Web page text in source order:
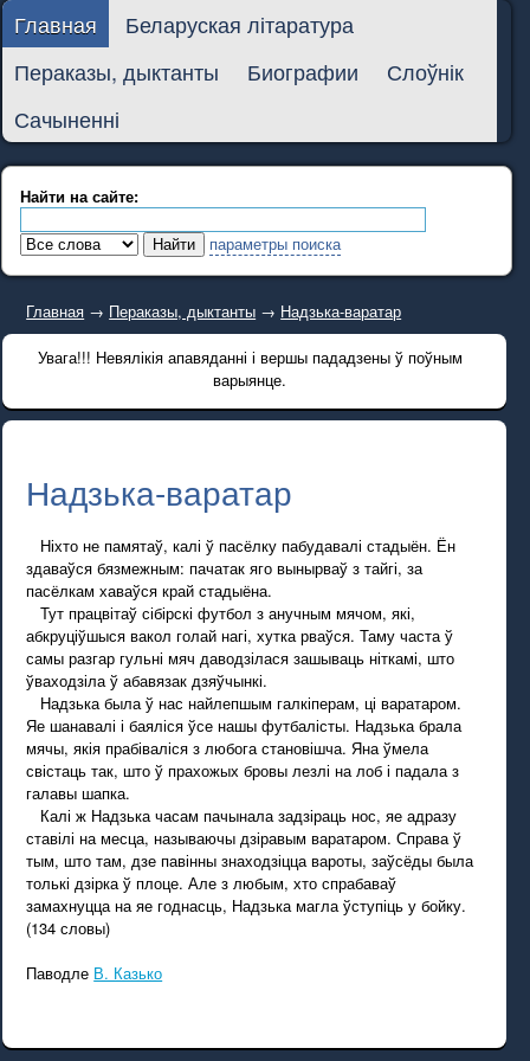
Главная
Беларуская літаратура
Пераказы, дыктанты
Биографии
Слоўнік
Сачыненні
Найти на сайте:
параметры поиска
Главная → Пераказы, дыктанты → Надзька-варатар
Увага!!! Невялікія апавяданні і вершы пададзены ў поўным
варыянце.
Надзька-варатар
Ніхто не памятаў, калі ў пасёлку пабудавалі стадыён. Ён
здаваўся бязмежным: пачатак яго вынырваў з тайгі, за
пасёлкам хаваўся край стадыёна.
Тут працвітаў сібірскі футбол з анучным мячом, які,
абкруціўшыся вакол голай нагі, хутка рваўся. Таму часта ў
самы разгар гульні мяч даводзілася зашываць ніткамі, што
ўваходзіла ў абавязак дзяўчынкі.
Надзька была ў нас найлепшым галкіперам, ці варатаром.
Яе шанавалі і баяліся ўсе нашы футбалісты. Надзька брала
мячы, якія прабіваліся з любога становішча. Яна ўмела
свістаць так, што ў прахожых бровы лезлі на лоб і падала з
галавы шапка.
Калі ж Надзька часам пачынала задзіраць нос, яе адразу
ставілі на месца, называючы дзіравым варатаром. Справа ў
тым, што там, дзе павінны знаходзіцца вароты, заўсёды была
толькі дзірка ў плоце. Але з любым, хто спрабаваў
замахнуцца на яе годнасць, Надзька магла ўступіць у бойку.
(134 словы)
Паводле В. Казько